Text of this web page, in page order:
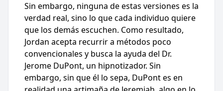
Sin embargo, ninguna de estas versiones es la
verdad real, sino lo que cada individuo quiere
que los demás escuchen. Como resultado,
Jordan acepta recurrir a métodos poco
convencionales y busca la ayuda del Dr.
Jerome DuPont, un hipnotizador. Sin
embargo, sin que él lo sepa, DuPont es en